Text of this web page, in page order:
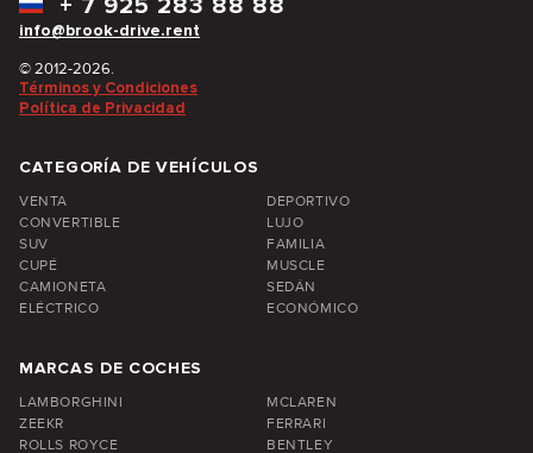
info@brook-drive.rent
+ 7 925 283 88 88
© 2012-2026.
Términos y Condiciones
Política de Privacidad
CATEGORÍA DE VEHÍCULOS
VENTA
DEPORTIVO
CONVERTIBLE
LUJO
SUV
FAMILIA
CUPÉ
MUSCLE
CAMIONETA
SEDÁN
ELÉCTRICO
ECONÓMICO
MARCAS DE COCHES
LAMBORGHINI
MCLAREN
ZEEKR
FERRARI
ROLLS ROYCE
BENTLEY